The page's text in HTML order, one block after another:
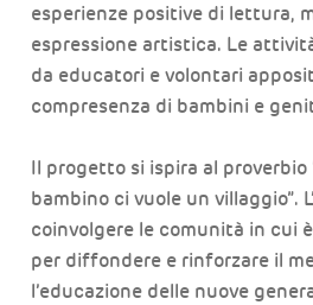
esperienze positive di lettura,
espressione artistica. Le
da educatori e volontari
compresenza di bambini e
Il progetto si ispira al proverbio
bambino ci vuole un villaggio”.
coinvolgere le comunità in cui
per diffondere e rinforzare il
l’educazione delle nuove